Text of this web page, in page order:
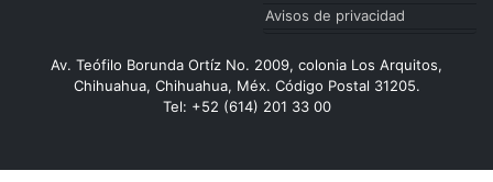
Avisos de privacidad
Av. Teófilo Borunda Ortíz No. 2009, colonia Los Arquitos,
Chihuahua, Chihuahua, Méx. Código Postal 31205.
Tel: +52 (614) 201 33 00